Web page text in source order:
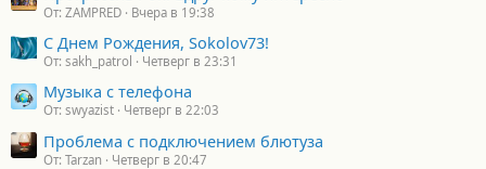
От: ZAMPRED Вчера в 19:38
С Днем Рождения, Sokolov73!
От: sakh_patrol Четверг в 23:31
Музыка с телефона
От: swyazist Четверг в 22:03
Проблема с подключением блютуза
От: Tarzan Четверг в 20:47